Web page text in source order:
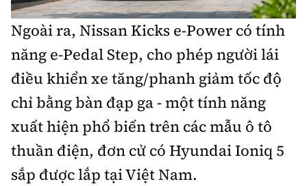
Ngoài ra, Nissan Kicks e-Power có tính
năng e-Pedal Step, cho phép người lái
điều khiển xe tăng/phanh giảm tốc độ
chỉ bằng bàn đạp ga - một tính năng
xuất hiện phổ biến trên các mẫu ô tô
thuần điện, đơn cử có Hyundai Ioniq 5
sắp được lắp tại Việt Nam.